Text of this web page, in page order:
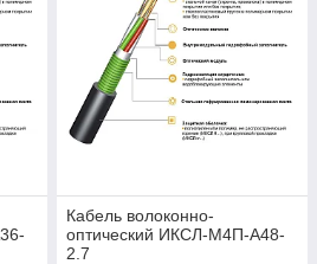
Кабель волоконно-
оптический ИКСЛ-М4П-А48-
2.7